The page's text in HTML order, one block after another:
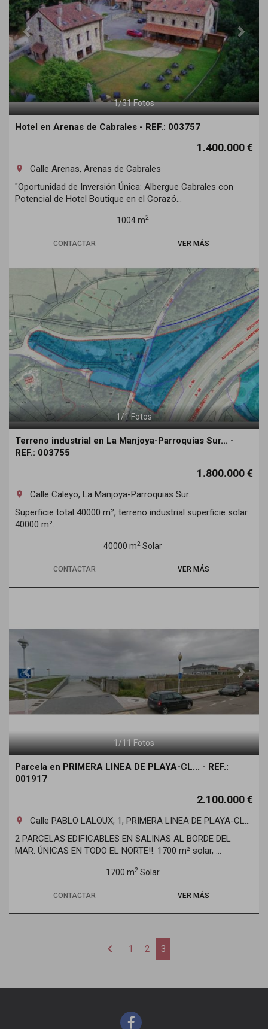
1/31Fotos
Hotel en Arenas de Cabrales - REF.: 003757
1.400.000 €
room
Calle Arenas, Arenas de Cabrales
"Oportunidad de Inversión Única: Albergue Cabrales con
Potencial de Hotel Boutique en el Corazó...
1004 m2
CONTACTAR VER MÁS
1/1Fotos
Terreno industrial en La Manjoya-Parroquias Sur... -
REF.: 003755
1.800.000 €
room
Calle Caleyo, La Manjoya-Parroquias Sur...
Superficie total 40000 m², terreno industrial superficie solar
40000 m².
40000 m2Solar
CONTACTAR VER MÁS
1/11Fotos
Parcela en PRIMERA LINEA DE PLAYA-CL... - REF.:
001917
2.100.000 €
room
Calle PABLO LALOUX, 1, PRIMERA LINEA DE PLAYA-CL...
2 PARCELAS EDIFICABLES EN SALINAS AL BORDE DEL
MAR. ÚNICAS EN TODO EL NORTE!!. 1700 m² solar, ...
1700 m2Solar
CONTACTAR VER MÁS
chevron_left 1 2 3